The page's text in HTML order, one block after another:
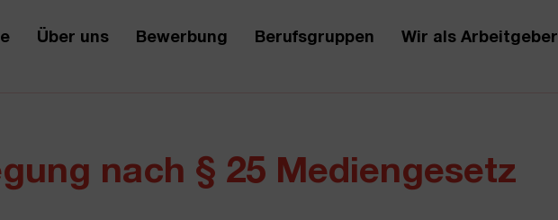
Über uns Bewerbung Berufsgruppen Wir als Arbeitgeber
nach § 25 Mediengesetz